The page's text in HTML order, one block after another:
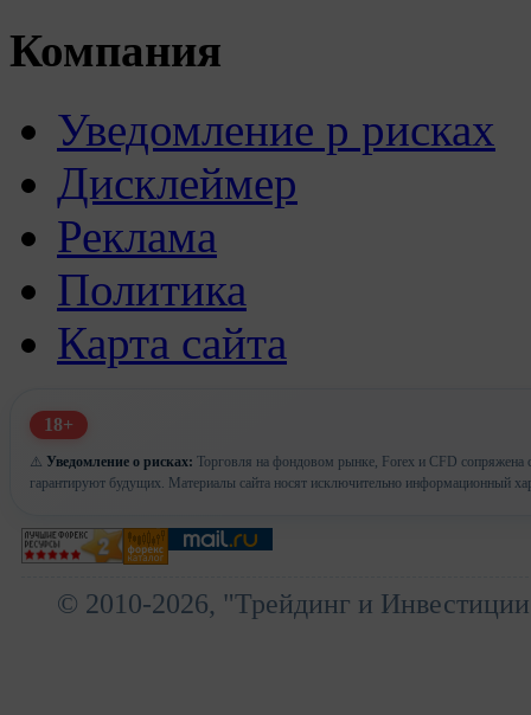
Компания
Уведомление р рисках
Дисклеймер
Реклама
Политика
Карта сайта
18+
⚠️ Уведомление о рисках: Торговля на фондовом рынке, Forex и CFD сопряжена
гарантируют будущих. Материалы сайта носят исключительно информационный
© 2010-2026, "Трейдинг и